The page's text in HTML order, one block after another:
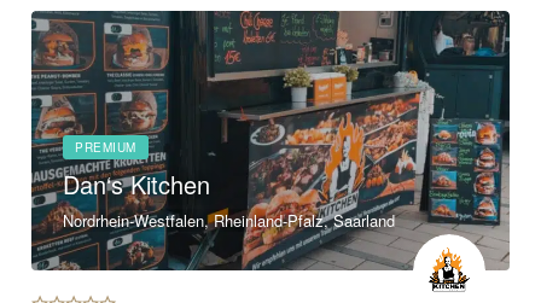
PREMIUM
Dan‘s Kitchen
Nordrhein-Westfalen, Rheinland-Pfalz, Saarland